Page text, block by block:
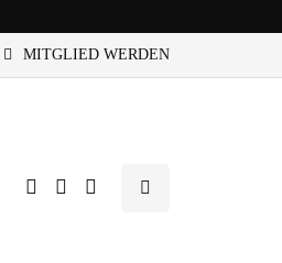
MITGLIED WERDEN